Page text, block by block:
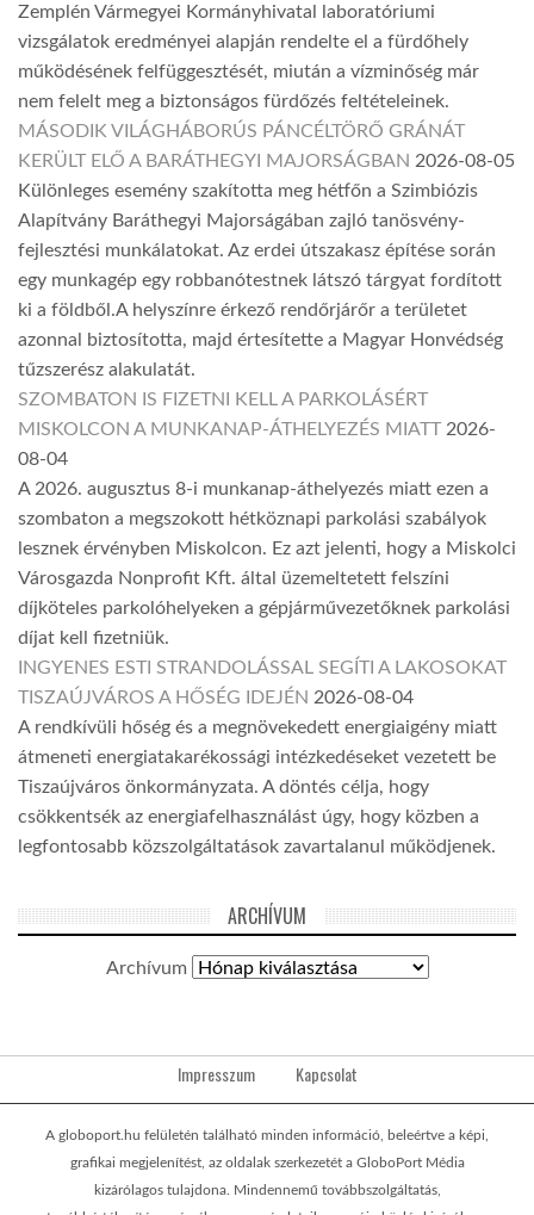
Zemplén Vármegyei Kormányhivatal laboratóriumi
vizsgálatok eredményei alapján rendelte el a fürdőhely
működésének felfüggesztését, miután a vízminőség már
nem felelt meg a biztonságos fürdőzés feltételeinek.
MÁSODIK VILÁGHÁBORÚS PÁNCÉLTÖRŐ GRÁNÁT
KERÜLT ELŐ A BARÁTHEGYI MAJORSÁGBAN 2026-08-05
Különleges esemény szakította meg hétfőn a Szimbiózis
Alapítvány Baráthegyi Majorságában zajló tanösvény-
fejlesztési munkálatokat. Az erdei útszakasz építése során
egy munkagép egy robbanótestnek látszó tárgyat fordított
ki a földből.A helyszínre érkező rendőrjárőr a területet
azonnal biztosította, majd értesítette a Magyar Honvédség
tűzszerész alakulatát.
SZOMBATON IS FIZETNI KELL A PARKOLÁSÉRT
MISKOLCON A MUNKANAP-ÁTHELYEZÉS MIATT 2026-
08-04
A 2026. augusztus 8-i munkanap-áthelyezés miatt ezen a
szombaton a megszokott hétköznapi parkolási szabályok
lesznek érvényben Miskolcon. Ez azt jelenti, hogy a Miskolci
Városgazda Nonprofit Kft. által üzemeltetett felszíni
díjköteles parkolóhelyeken a gépjárművezetőknek parkolási
díjat kell fizetniük.
INGYENES ESTI STRANDOLÁSSAL SEGÍTI A LAKOSOKAT
TISZAÚJVÁROS A HŐSÉG IDEJÉN 2026-08-04
A rendkívüli hőség és a megnövekedett energiaigény miatt
átmeneti energiatakarékossági intézkedéseket vezetett be
Tiszaújváros önkormányzata. A döntés célja, hogy
csökkentsék az energiafelhasználást úgy, hogy közben a
legfontosabb közszolgáltatások zavartalanul működjenek.
ARCHÍVUM
Archívum
Impresszum Kapcsolat
A globoport.hu felületén található minden információ, beleértve a képi,
grafikai megjelenítést, az oldalak szerkezetét a GloboPort Média
kizárólagos tulajdona. Mindennemű továbbszolgáltatás,